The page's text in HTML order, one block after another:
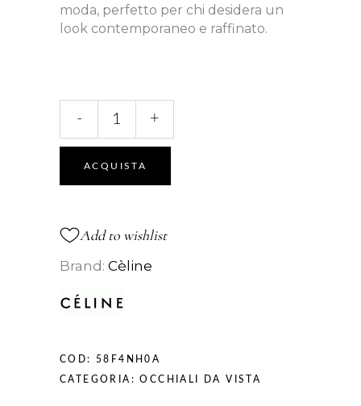
moda, perfetto per chi desidera un
look contemporaneo e raffinato.
quantità
- +
ACQUISTA
Add to wishlist
Brand: Cèline
COD: 58F4NH0A
CATEGORIA:OCCHIALI DA VISTA